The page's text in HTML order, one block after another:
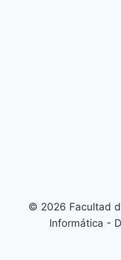
© 2026 Facultad
Informática -